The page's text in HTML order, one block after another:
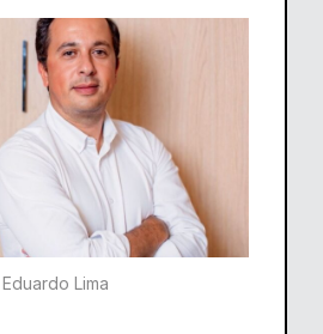
Eduardo Lima